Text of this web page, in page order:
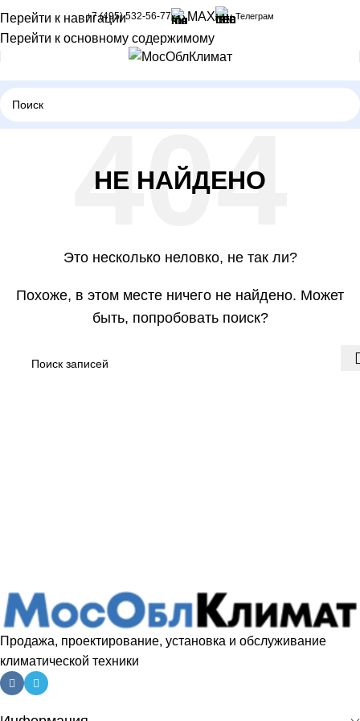
Перейти к навигации
Перейти к основному содержимому
+7 (495) 532-56-77 MAX Телеграм
НЕ НАЙДЕНО
Это несколько неловко, не так ли?
Похоже, в этом месте ничего не найдено. Может
быть, попробовать поиск?
Продажа, проектирование, установка и обслуживание
климатической техники